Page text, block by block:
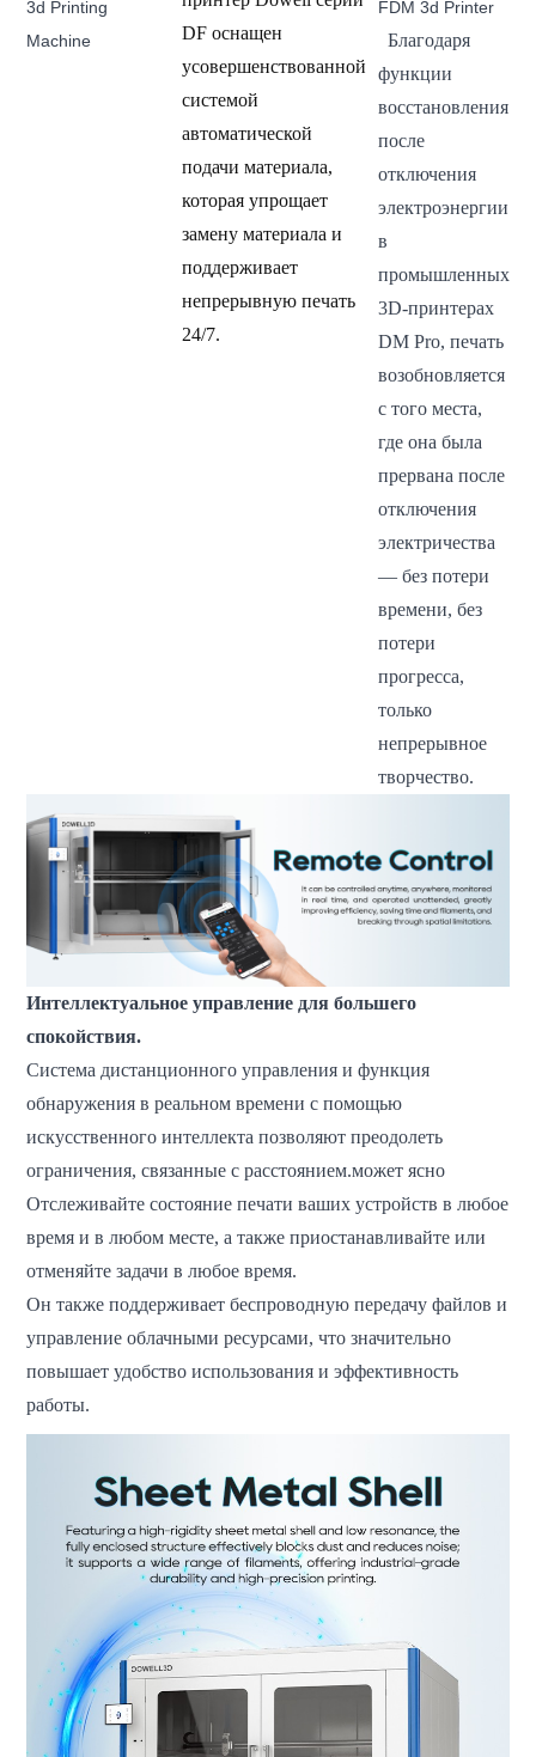
DF оснащен
усовершенствованной
системой
автоматической
подачи материала,
которая упрощает
замену материала и
поддерживает
непрерывную печать
24/7.
Благодаря
функции
восстановления
после
отключения
электроэнергии
в
промышленных
3D-принтерах
DM Pro, печать
возобновляется
с того места,
где она была
прервана после
отключения
электричества
— без потери
времени, без
потери
прогресса,
только
непрерывное
творчество.
Интеллектуальное управление для большего
спокойствия.
Система дистанционного управления и функция
обнаружения в реальном времени с помощью
искусственного интеллекта позволяют преодолеть
ограничения, связанные с расстоянием.может ясно
Отслеживайте состояние печати ваших устройств в любое
время и в любом месте, а также приостанавливайте или
отменяйте задачи в любое время.
Он также поддерживает беспроводную передачу файлов и
управление облачными ресурсами, что значительно
повышает удобство использования и эффективность
работы.